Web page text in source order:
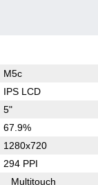
M5c
IPS LCD
5"
67.9%
1280x720
294 PPI
Multitouch